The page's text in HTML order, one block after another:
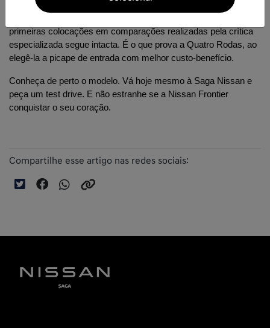
primeiras colocações em comparações realizadas pela crítica
especializada segue intacta. É o que prova a Quatro Rodas, ao
elegê-la a picape de entrada com melhor custo-benefício.
Conheça de perto o modelo. Vá hoje mesmo à Saga Nissan e
peça um test drive. E não estranhe se a Nissan Frontier
conquistar o seu coração.
Compartilhe esse artigo nas redes sociais: